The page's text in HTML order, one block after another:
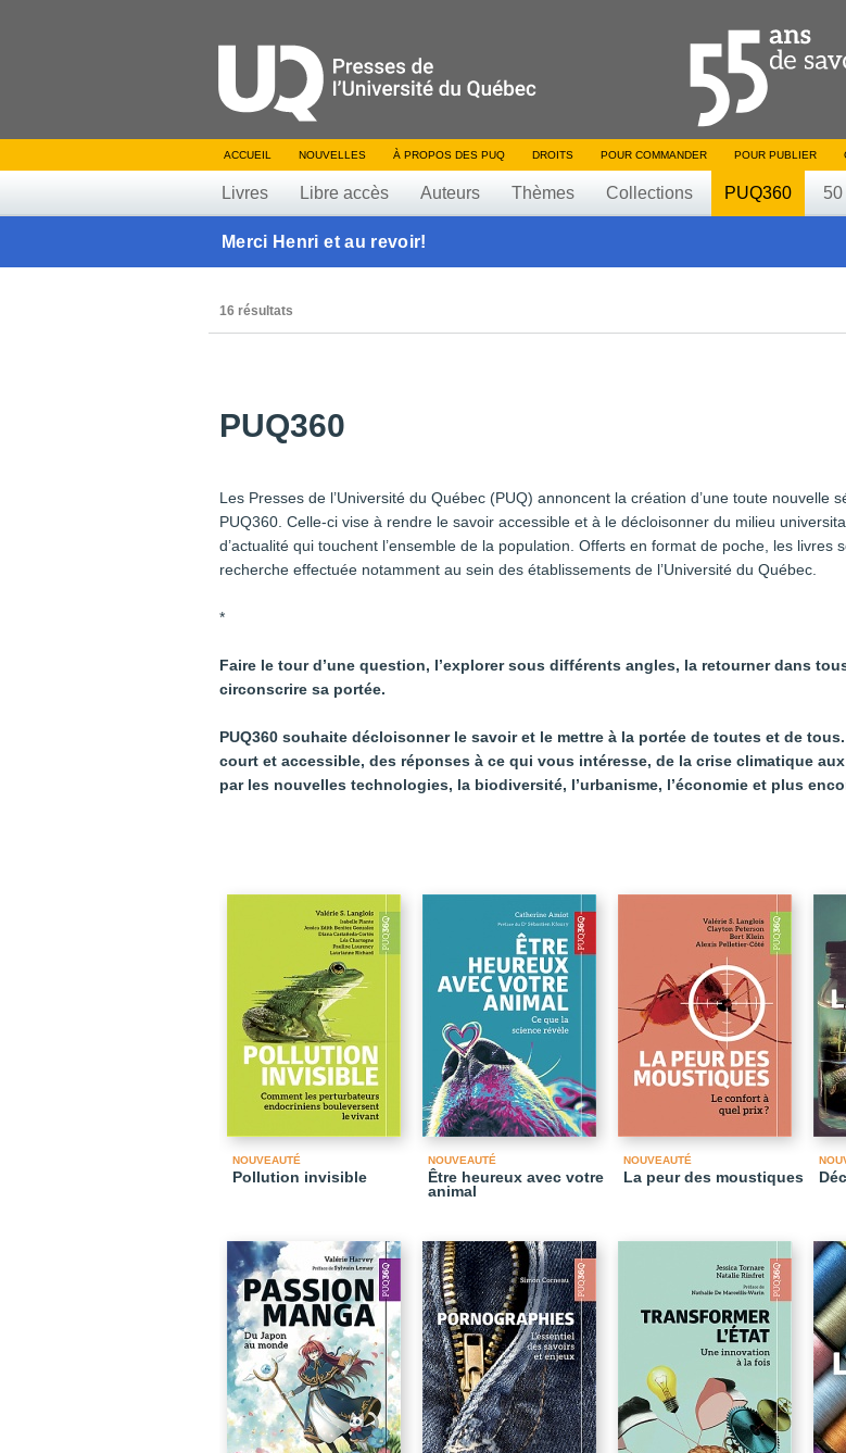
ACCUEIL NOUVELLES À PROPOS DES PUQ DROITS POUR COMMANDER POUR PUBLIER
Livres Libre accès Auteurs Thèmes Collections PUQ360 50
Merci Henri et au revoir!
16 résultats
PUQ360
Les Presses de l’Université du Québec (PUQ) annoncent la création d’une toute nouvelle
PUQ360. Celle-ci vise à rendre le savoir accessible et à le décloisonner du milieu
d’actualité qui touchent l’ensemble de la population. Offerts en format de poche, les
recherche effectuée notamment au sein des établissements de l’Université du Québec.
*
Faire le tour d’une question, l’explorer sous différents angles, la retourner dans
circonscrire sa portée.
PUQ360 souhaite décloisonner le savoir et le mettre à la portée de toutes et de
court et accessible, des réponses à ce qui vous intéresse, de la crise climatique
par les nouvelles technologies, la biodiversité, l’urbanisme, l’économie et plus
NOUVEAUTÉ
Pollution invisible
NOUVEAUTÉ
Être heureux avec votre
animal
NOUVEAUTÉ
La peur des moustiques